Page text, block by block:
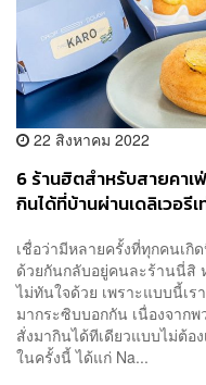
22 สิงหาคม 2022
6 ร้านฮิตสำหรับสายคาเ
กินได้ที่บ้านผ่านเดลิเวอรี
เชื่อว่ามีหลายครั้งที่ทุกคนเ
ด้วยกันกลับอยู่คนละร้านนี่สิ
ไม่ทันใจด้วย เพราะแบบนี้เร
มากระซิบบอกกัน เนื่องจาก
สั่งมากินได้ทีเดียวแบบไม่ต้
ในครั้งนี้ ได้แก่ Na...